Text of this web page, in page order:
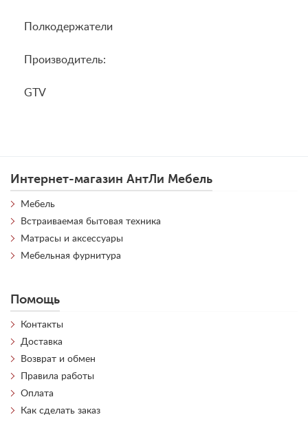
Полкодержатели
Производитель:
GTV
Интернет-магазин АнтЛи Мебель
Мебель
Встраиваемая бытовая техника
Матрасы и аксессуары
Мебельная фурнитура
Помощь
Контакты
Доставка
Возврат и обмен
Правила работы
Оплата
Как сделать заказ